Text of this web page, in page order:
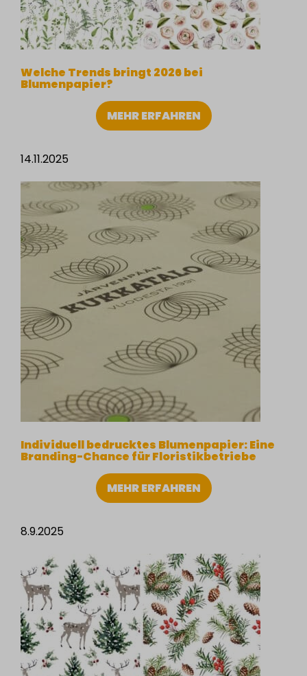
Welche Trends bringt 2026 bei
Blumenpapier?
MEHR ERFAHREN
14.11.2025
Individuell bedrucktes Blumenpapier: Eine
Branding-Chance für Floristikbetriebe
MEHR ERFAHREN
8.9.2025